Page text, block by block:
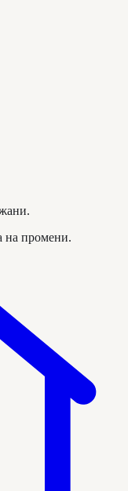
на промени.